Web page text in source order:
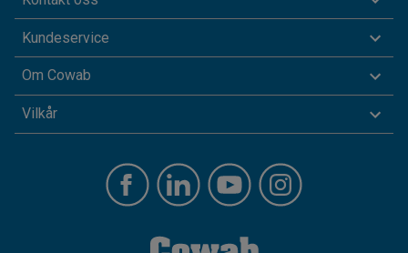
Kundeservice
Om Cowab
Vilkår